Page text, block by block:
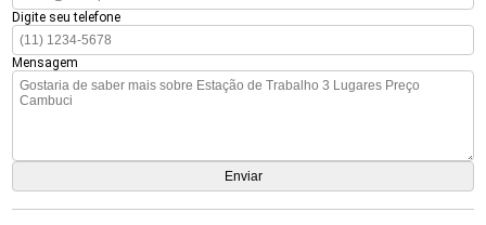
Digite seu telefone
Mensagem